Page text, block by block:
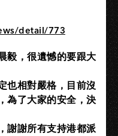
detail/773
毅，很遺憾的要跟大
也相對嚴格，目前沒
為了大家的安全，決
謝謝所有支持港都派